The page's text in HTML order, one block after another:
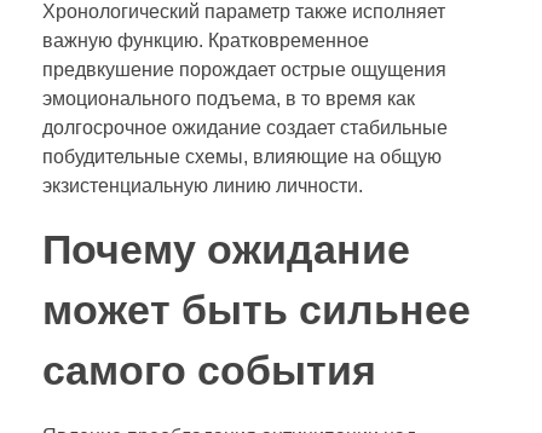
Хронологический параметр также исполняет
важную функцию. Кратковременное
предвкушение порождает острые ощущения
эмоционального подъема, в то время как
долгосрочное ожидание создает стабильные
побудительные схемы, влияющие на общую
экзистенциальную линию личности.
Почему ожидание
может быть сильнее
самого события